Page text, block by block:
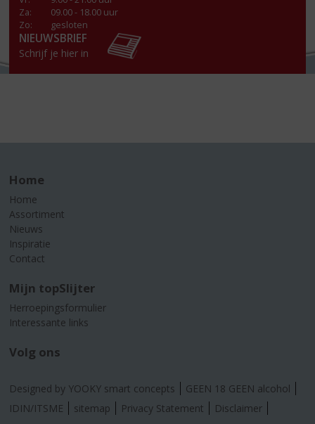
Za:
09.00 - 18.00 uur
Zo:
gesloten
NIEUWSBRIEF
Schrijf je hier in
Home
Home
Assortiment
Nieuws
Inspiratie
Contact
Mijn topSlijter
Herroepingsformulier
Interessante links
Volg ons
Designed by YOOKY smart concepts
GEEN 18 GEEN alcohol
IDIN/ITSME
sitemap Privacy Statement
Disclaimer